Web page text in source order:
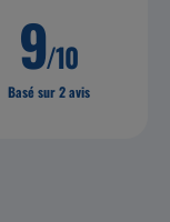
9/10
Basé sur 2 avis